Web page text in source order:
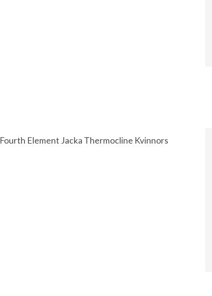
Fourth Element Jacka Thermocline Kvinnors